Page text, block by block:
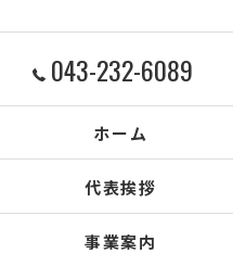
043-232-6089
ホーム
代表挨拶
事業案内